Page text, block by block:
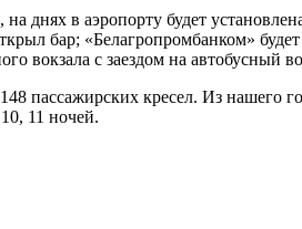
в аэропорту будет
бар; «Белагропромбанком»
вокзала с заездом на автобусный
пассажирских кресел. Из нашего
11 ночей.